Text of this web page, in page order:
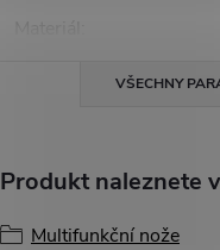
VŠECHNY
Produkt naleznete
Multifunkční nože